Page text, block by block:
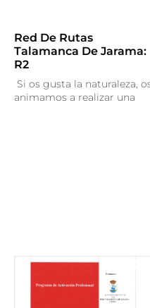
Red De Rutas
Talamanca De Jarama:
R2
Si os gusta la naturaleza,
animamos a realizar una